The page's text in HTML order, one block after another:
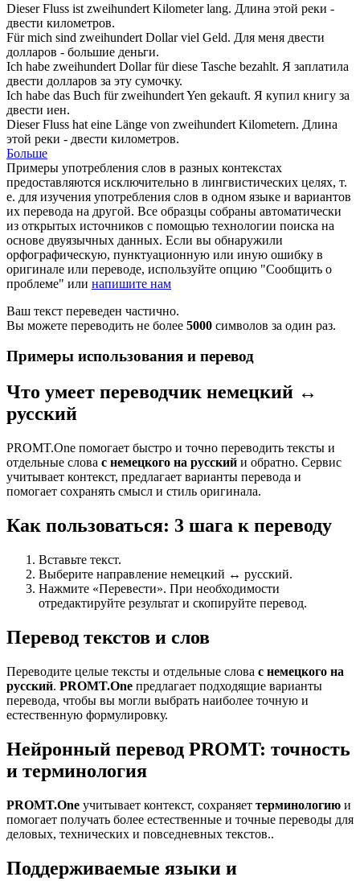
Dieser Fluss ist zweihundert Kilometer lang. Длина этой реки -
двести километров.
Für mich sind zweihundert Dollar viel Geld. Для меня двести
долларов - большие деньги.
Ich habe zweihundert Dollar für diese Tasche bezahlt. Я заплатила
двести долларов за эту сумочку.
Ich habe das Buch fürzweihundertYen gekauft. Я купил книгу за
двести иен.
Dieser Fluss hat eine Länge von zweihundert Kilometern. Длина
этой реки - двести километров.
Больше
Примеры употребления слов в разных контекстах
предоставляются исключительно в лингвистических целях, т.
е. для изучения употребления слов в одном языке и вариантов
их перевода на другой. Все образцы собраны автоматически
из открытых источников с помощью технологии поиска на
основе двуязычных данных. Если вы обнаружили
орфографическую, пунктуационную или иную ошибку в
оригинале или переводе, используйте опцию "Сообщить о
проблеме" или напишите нам
Ваш текст переведен частично.
Вы можете переводить не более 5000 символов за один раз.
Примеры использования и перевод
Что умеет переводчик немецкий ↔
русский
PROMT.One помогает быстро и точно переводить тексты и
отдельные слова с немецкого на русский и обратно. Сервис
учитывает контекст, предлагает варианты перевода и
помогает сохранять смысл и стиль оригинала.
Как пользоваться: 3 шага к переводу
Вставьте текст.
Выберите направление немецкий ↔ русский.
Нажмите «Перевести». При необходимости
отредактируйте результат и скопируйте перевод.
Перевод текстов и слов
Переводите целые тексты и отдельные слова с немецкого на
русский. PROMT.One предлагает подходящие варианты
перевода, чтобы вы могли выбрать наиболее точную и
естественную формулировку.
Нейронный перевод PROMT: точность
и терминология
PROMT.One учитывает контекст, сохраняет терминологию и
помогает получать более естественные и точные переводы для
деловых, технических и повседневных текстов..
Поддерживаемые языки и